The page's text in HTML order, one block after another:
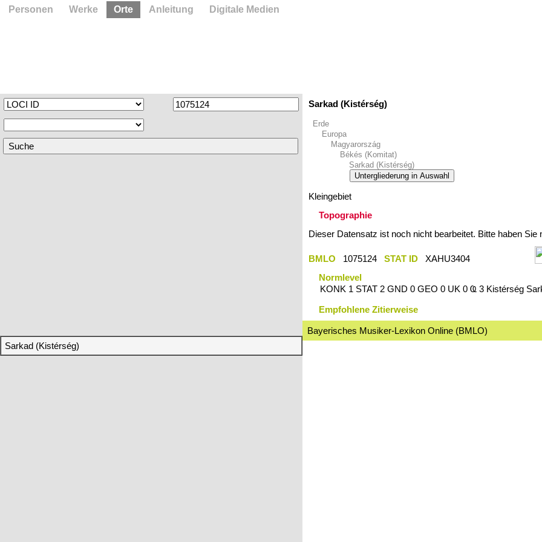
Sarkad (Kistérség)
Sarkad (Kistérség)
Erde
Europa
Magyarország
Békés (Komitat)
Sarkad (Kistérség)
Untergliederung in Auswahl
Kleingebiet
Topographie
Dieser Datensatz ist noch nicht bearbeitet. Bitte haben Sie
BMLO 1075124 STAT ID
XAHU3404
Normlevel
KONK 1 STAT 2 GND 0 GEO 0 UK 0 Ҩ 3 Kistérség
Empfohlene Zitierweise
Bayerisches Musiker-Lexikon Online (BMLO)
Personen Werke Orte Anleitung Digitale Medien